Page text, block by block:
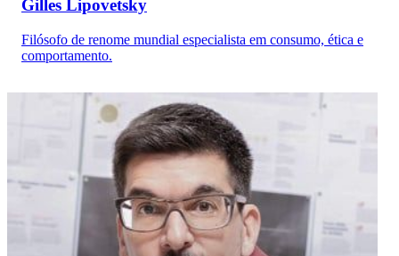
Gilles Lipovetsky
Filósofo de renome mundial especialista em consumo, ética e
comportamento.